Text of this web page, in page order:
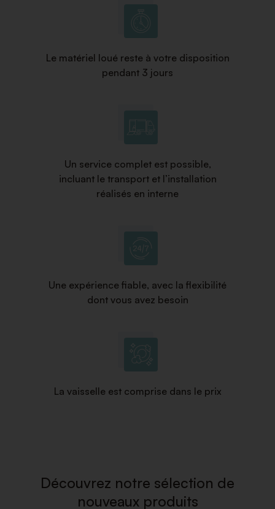
Le matériel loué reste à votre disposition
pendant 3 jours
Un service complet est possible,
incluant le transport et l’installation
réalisés en interne
Une expérience fiable, avec la flexibilité
dont vous avez besoin
La vaisselle est comprise dans le prix
Découvrez notre sélection de
nouveaux produits